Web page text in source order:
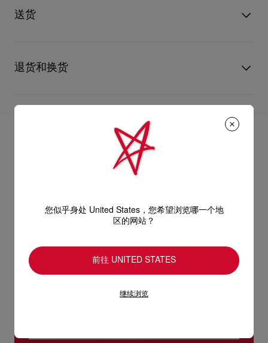
阅读更多
革产品需要深层清洁还是保养护理，我们也能为尽应所需，确保
您心仪的设计耐用经年。 请小心护理闪亮皮革产品，以免品质受
送货
部分地区可能需要额外送货时间。
详情
退货和换货
专门店恕不处理退货或换货要求。
退回的产品必须完好无损，红鞋底也没有任何污渍。
您似乎身处 United States，您希望浏览哪一个地
区的网站？
前往 UNITED STATES
继续浏览